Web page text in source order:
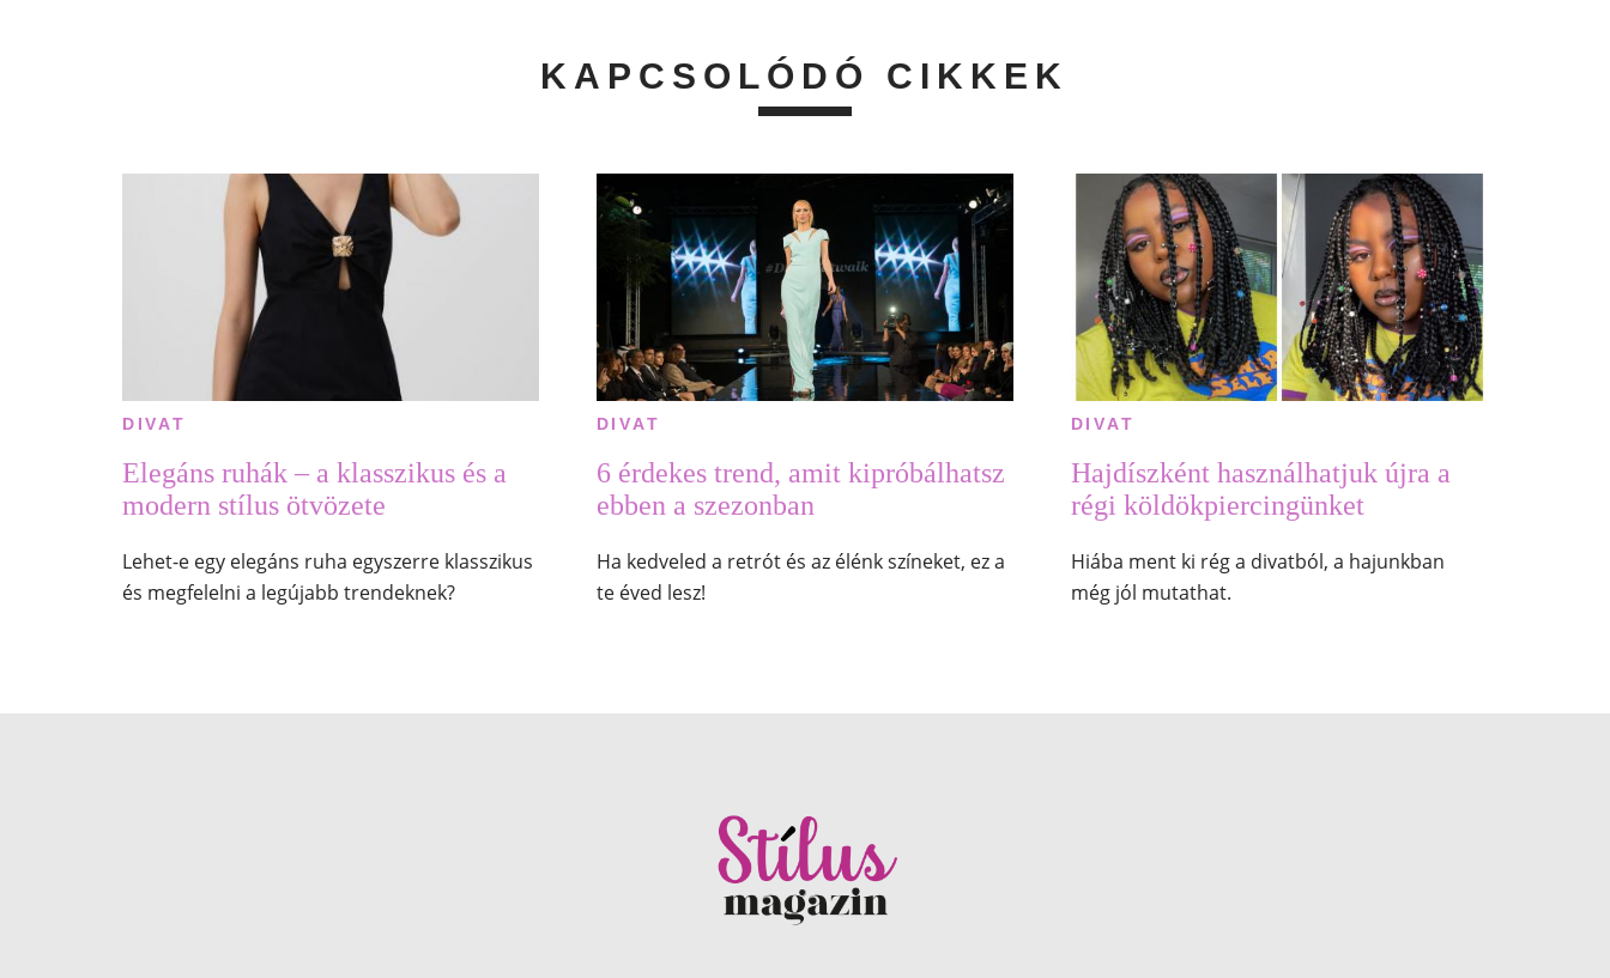
KAPCSOLÓDÓ CIKKEK
DIVAT
Elegáns ruhák – a klasszikus és a
modern stílus ötvözete
Lehet-e egy elegáns ruha egyszerre klasszikus
és megfelelni a legújabb trendeknek?
DIVAT
6 érdekes trend, amit kipróbálhatsz
ebben a szezonban
Ha kedveled a retrót és az élénk színeket, ez a
te éved lesz!
DIVAT
Hajdíszként használhatjuk újra a
régi köldökpiercingünket
Hiába ment ki rég a divatból, a hajunkban
még jól mutathat.